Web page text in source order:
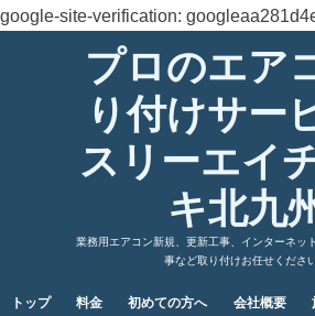
google-site-verification:
プロのエア
り付けサー
スリーエイ
キ北九
業務用エアコン新規、更新工事、インターネッ
事など取り付けお任せください
トップ 料金 初めての方へ 会社概要